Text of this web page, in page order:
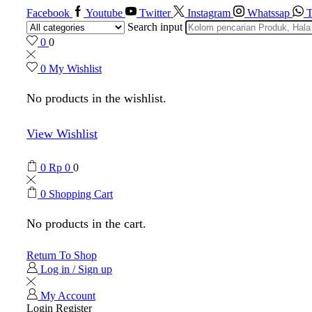
Facebook Youtube Twitter Instagram Whatssap
Search input
0 0
0 My Wishlist
No products in the wishlist.
View Wishlist
0 Rp 0 0
0 Shopping Cart
No products in the cart.
Return To Shop
Log in / Sign up
My Account
Login Register